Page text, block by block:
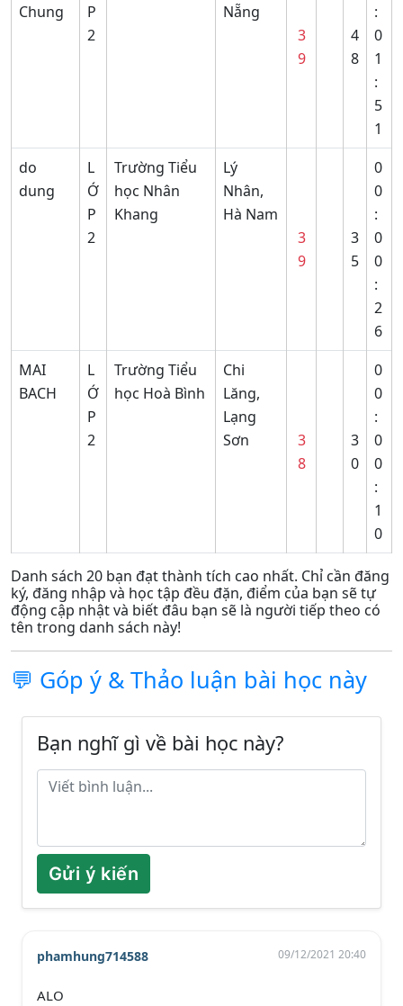
Chung
P
2
Nẵng
3
9
4
8
:
0
1
:
5
1
do
dung
L
Ớ
P
2
Trường Tiểu
học Nhân
Khang
Lý
Nhân,
Hà Nam
3
9
3
5
0
0
:
0
0
:
2
6
MAI
BACH
L
Ớ
P
2
Trường Tiểu
học Hoà Bình
Chi
Lăng,
Lạng
Sơn
3
8
3
0
0
0
:
0
0
:
1
0
Danh sách 20 bạn đạt thành tích cao nhất. Chỉ cần đăng
ký, đăng nhập và học tập đều đặn, điểm của bạn sẽ tự
động cập nhật và biết đâu bạn sẽ là người tiếp theo có
tên trong danh sách này!
💬 Góp ý & Thảo luận bài học này
Bạn nghĩ gì về bài học này?
Gửi ý kiến
phamhung714588 09/12/2021 20:40
ALO